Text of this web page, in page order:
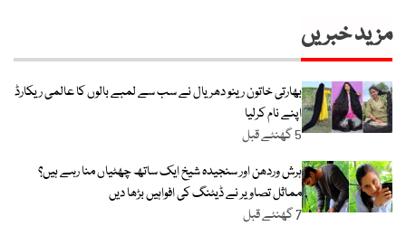
مزید خبریں
بھارتی خاتون رینو دھریال نے سب سے لمبے بالوں کا عالمی ریکارڈ
اپنے نام کرلیا
5 گھنٹے قبل
ہرش وردھن اور سنجیدہ شیخ ایک ساتھ چھٹیاں منا رہے ہیں؟
مماثل تصاویر نے ڈیٹنگ کی افواہیں بڑھا دیں
7 گھنٹے قبل